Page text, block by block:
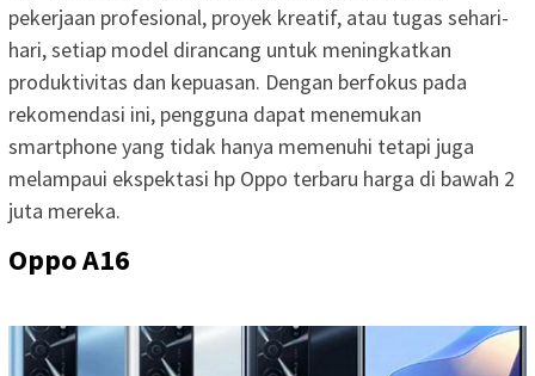
pekerjaan profesional, proyek kreatif, atau tugas sehari-
hari, setiap model dirancang untuk meningkatkan
produktivitas dan kepuasan. Dengan berfokus pada
rekomendasi ini, pengguna dapat menemukan
smartphone yang tidak hanya memenuhi tetapi juga
melampaui ekspektasi hp Oppo terbaru harga di bawah 2
juta mereka.
Oppo A16